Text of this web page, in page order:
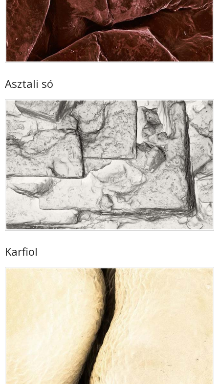
Asztali só
Karfiol